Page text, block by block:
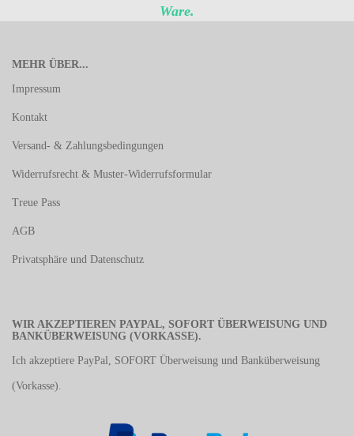
Ware.
MEHR ÜBER...
Impressum
Kontakt
Versand- & Zahlungsbedingungen
Widerrufsrecht & Muster-Widerrufsformular
Treue Pass
AGB
Privatsphäre und Datenschutz
WIR AKZEPTIEREN PAYPAL, SOFORT ÜBERWEISUNG UND
BANKÜBERWEISUNG (VORKASSE).
Ich akzeptiere PayPal, SOFORT Überweisung und Banküberweisung
(Vorkasse).